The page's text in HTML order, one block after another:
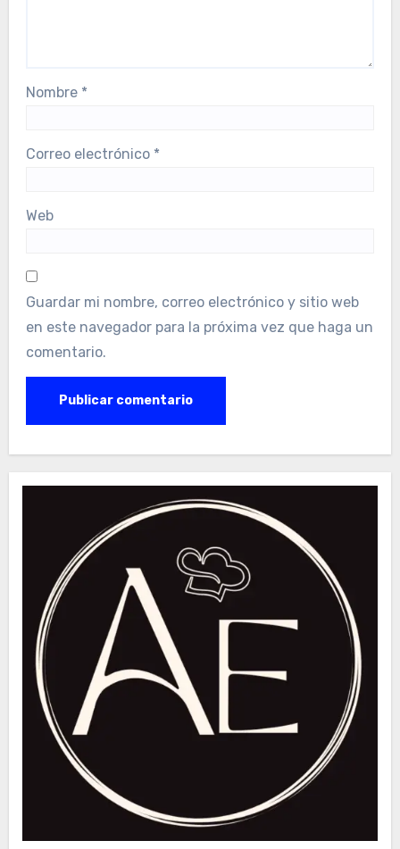
Nombre *
Correo electrónico *
Web
Guardar mi nombre, correo electrónico y sitio web
en este navegador para la próxima vez que haga un
comentario.